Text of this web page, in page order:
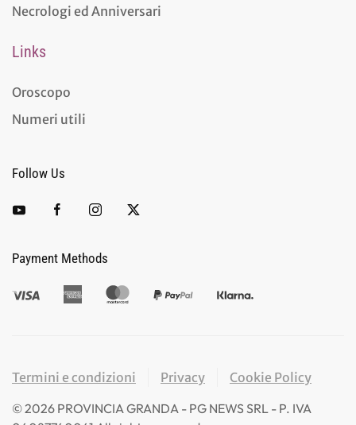
Necrologi ed Anniversari
Links
Oroscopo
Numeri utili
Follow Us
Payment Methods
Termini e condizioni Privacy
Cookie Policy
©2026 PROVINCIA GRANDA - PG NEWS SRL - P. IVA